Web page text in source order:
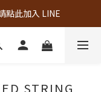
日皆有營業
點此加入 LINE
日皆有營業
STRING